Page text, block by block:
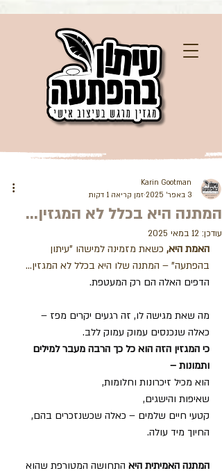
המתנה היא בכלל לא המגזין...
Karin Gootman
3 באפר׳ 2025
זמן קריאה 1 דקות
עודכן: 12 במאי 2025
האמת היא, כשאת מזמינה למישהו "עיתון
בהפתעה" – המתנה שלו היא בכלל לא המגזין...
הדפים האלה הם רק המעטפת.
מה שאת מגישה לו, זה רגעים יקרים מפז –
כאלה שנכנסים עמוק עמוק ללב.
כי המגזין הזה הוא כל כך הרבה מעבר למילים
ותמונות –
הוא מכיל זיכרונות וחלומות,
שאיפות והישגים,
קטעי חיים שלמים – כאלה שכשנזכרים בהם,
החיוך מיד עולה.
המתנה האמיתית היא התחושה המטורפת שהוא